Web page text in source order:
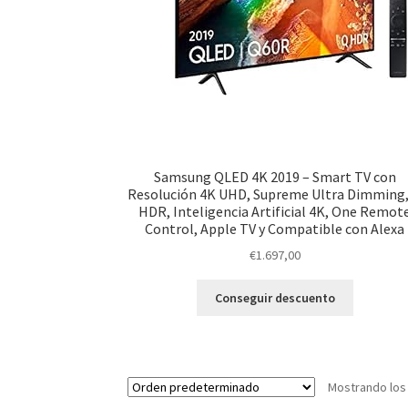
Samsung QLED 4K 2019 – Smart TV con
Resolución 4K UHD, Supreme Ultra
HDR, Inteligencia Artificial 4K, One
Control, Apple TV y Compatible con Alexa
€1.697,00
Conseguir descuento
Mostrando